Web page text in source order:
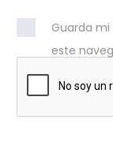
Guarda
este